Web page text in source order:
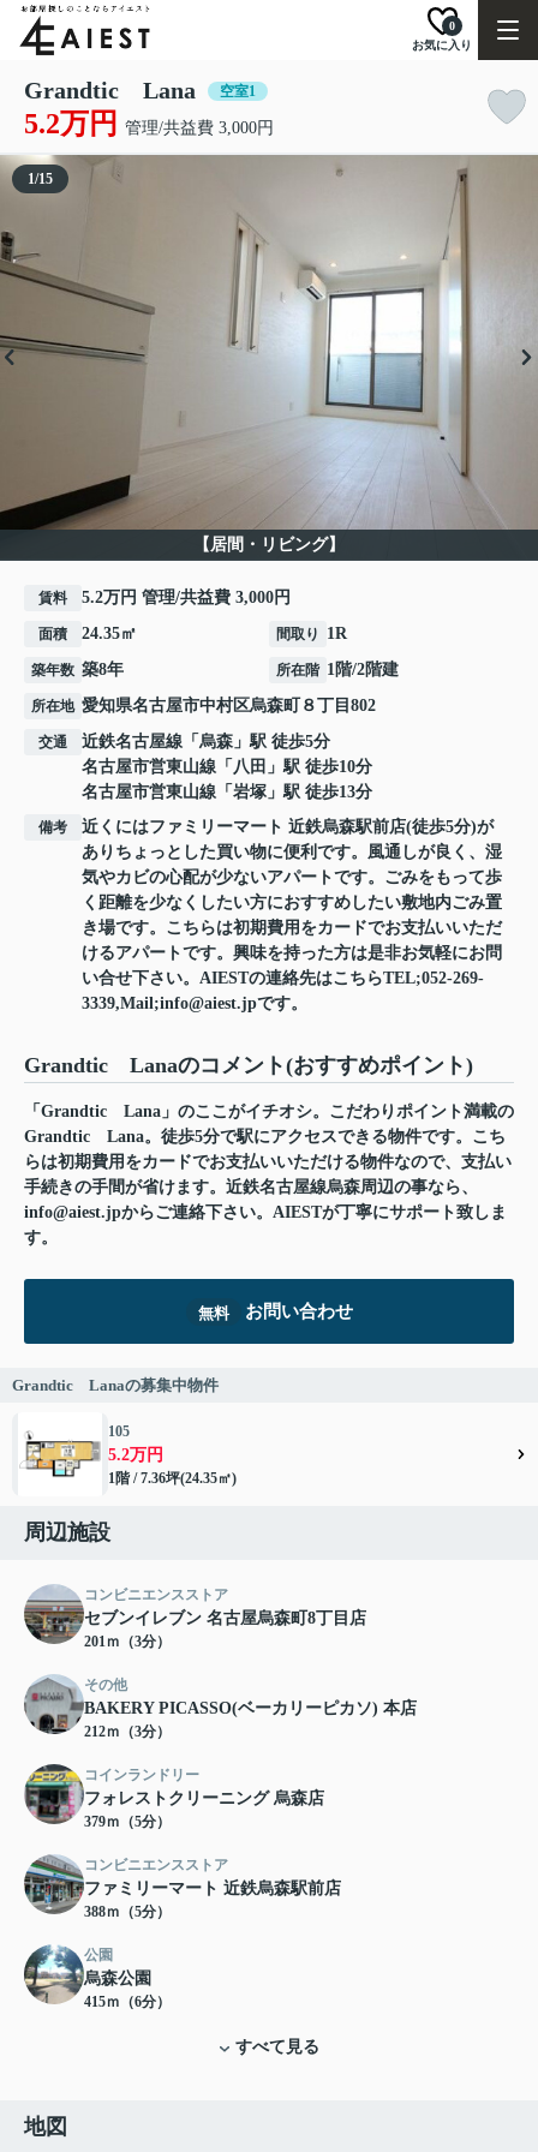
お気に入り
0
Grandtic Lana 空室1
5.2万円 管理/共益費 3,000円
【居間・リビング】
1/15
賃料 5.2万円 管理/共益費 3,000円
面積 24.35㎡ 間取り 1R
築年数 築8年 所在階 1階/2階建
所在地 愛知県名古屋市中村区烏森町 ８丁目802
交通 近鉄名古屋線 「 烏森 」駅 徒歩5分
名古屋市営東山線 「 八田 」駅 徒歩10分
名古屋市営東山線 「 岩塚 」駅 徒歩13分
備考
近くにはファミリーマート 近鉄烏森駅前店(徒歩5分)が
ありちょっとした買い物に便利です。風通しが良く、湿
気やカビの心配が少ないアパートです。ごみをもって歩
く距離を少なくしたい方におすすめしたい敷地内ごみ置
き場です。こちらは初期費用をカードでお支払いいただ
けるアパートです。興味を持った方は是非お気軽にお問
い合せ下さい。AIESTの連絡先はこちらTEL;052-269-
3339,Mail;info@aiest.jpです。
Grandtic Lanaのコメント(おすすめポイント)
「Grandtic Lana」のここがイチオシ。こだわりポイント満載の
Grandtic Lana。徒歩5分で駅にアクセスできる物件です。こち
らは初期費用をカードでお支払いいただける物件なので、支払い
手続きの手間が省けます。近鉄名古屋線烏森周辺の事なら、
info@aiest.jpからご連絡下さい。AIESTが丁寧にサポート致しま
す。
無料 お問い合わせ
Grandtic Lanaの募集中物件
105
5.2万円
1階 / 7.36坪(24.35㎡)
周辺施設
コンビニエンスストア
セブンイレブン 名古屋烏森町8丁目店
201ｍ（3分）
その他
BAKERY PICASSO(ベーカリーピカソ) 本店
212ｍ（3分）
コインランドリー
フォレストクリーニング 烏森店
379ｍ（5分）
コンビニエンスストア
ファミリーマート 近鉄烏森駅前店
388ｍ（5分）
公園
烏森公園
415ｍ（6分）
すべて見る
地図